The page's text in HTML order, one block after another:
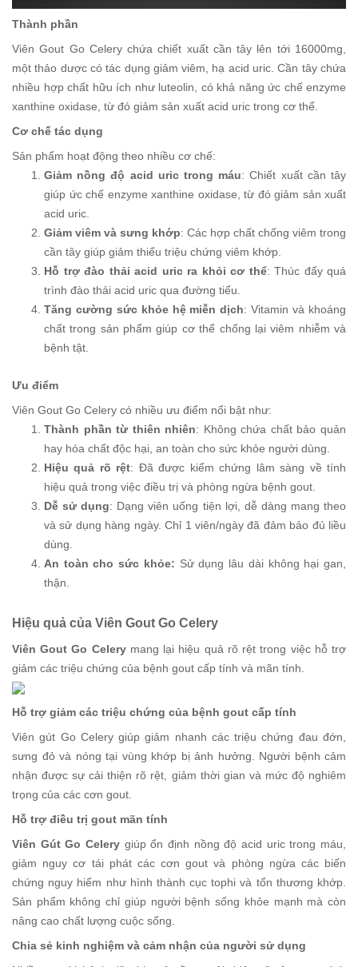
Thành phần
Viên Gout Go Celery chứa chiết xuất cần tây lên tới 16000mg,
một thảo dược có tác dụng giảm viêm, hạ acid uric. Cần tây chứa
nhiều hợp chất hữu ích như luteolin, có khả năng ức chế enzyme
xanthine oxidase, từ đó giảm sản xuất acid uric trong cơ thể.
Cơ chế tác dụng
Sản phẩm hoạt động theo nhiều cơ chế:
Giảm nồng độ acid uric trong máu: Chiết xuất cần tây
giúp ức chế enzyme xanthine oxidase, từ đó giảm sản xuất
acid uric.
Giảm viêm và sưng khớp: Các hợp chất chống viêm trong
cần tây giúp giảm thiểu triệu chứng viêm khớp.
Hỗ trợ đào thải acid uric ra khỏi cơ thể: Thúc đẩy quá
trình đào thải acid uric qua đường tiểu.
Tăng cường sức khỏe hệ miễn dịch: Vitamin và khoáng
chất trong sản phẩm giúp cơ thể chống lại viêm nhiễm và
bệnh tật.
Ưu điểm
Viên Gout Go Celery có nhiều ưu điểm nổi bật như:
Thành phần từ thiên nhiên: Không chứa chất bảo quản
hay hóa chất độc hại, an toàn cho sức khỏe người dùng.
Hiệu quả rõ rệt: Đã được kiểm chứng lâm sàng về tính
hiệu quả trong việc điều trị và phòng ngừa bệnh gout.
Dễ sử dụng: Dạng viên uống tiện lợi, dễ dàng mang theo
và sử dụng hàng ngày. Chỉ 1 viên/ngày đã đảm bảo đủ liều
dùng.
An toàn cho sức khỏe: Sử dụng lâu dài không hại gan,
thận.
Hiệu quả của Viên Gout Go Celery
Viên Gout Go Celerymang lại hiệu quả rõ rệt trong việc hỗ trợ
giảm các triệu chứng của bệnh gout cấp tính và mãn tính.
Hỗ trợ giảm các triệu chứng của bệnh gout cấp tính
Viên gút Go Celery giúp giảm nhanh các triệu chứng đau đớn,
sưng đỏ và nóng tại vùng khớp bị ảnh hưởng. Người bệnh cảm
nhận được sự cải thiện rõ rệt, giảm thời gian và mức độ nghiêm
trọng của các cơn gout.
Hỗ trợ điều trị gout mãn tính
Viên Gút Go Celery giúp ổn định nồng độ acid uric trong máu,
giảm nguy cơ tái phát các cơn gout và phòng ngừa các biến
chứng nguy hiểm như hình thành cục tophi và tổn thương khớp.
Sản phẩm không chỉ giúp người bệnh sống khỏe mạnh mà còn
nâng cao chất lượng cuộc sống.
Chia sẻ kinh nghiệm và cảm nhận của người sử dụng